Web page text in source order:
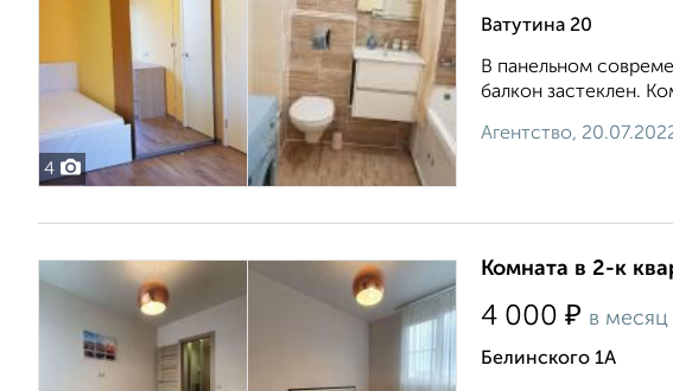
4
Ватутина 20
В панельном
балкон застеклен.
Агентство,
Комната в 2-к
4 000 ₽ в месяц
Белинского 1А